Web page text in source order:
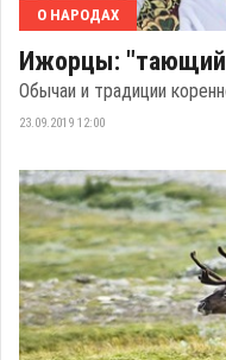
О НАРОДАХ
Ижорцы:
Обычаи и традиции
23.09.2019 12:00